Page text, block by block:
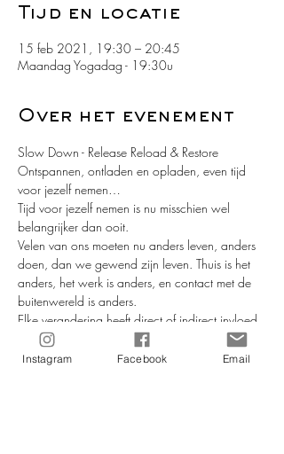
Tijd en locatie
15 feb 2021, 19:30 – 20:45
Maandag Yogadag - 19:30u
Over het evenement
Slow Down - Release Reload & Restore
Ontspannen, ontladen en opladen, even tijd
voor jezelf nemen…
Tijd voor jezelf nemen is nu misschien wel
belangrijker dan ooit.
Velen van ons moeten nu anders leven, anders
doen, dan we gewend zijn leven. Thuis is het
anders, het werk is anders, en contact met de
buitenwereld is anders.
Elke verandering heeft direct of indirect invloed
op ons, op hoe we ons voelen en op hoe ons
gedragen. En de ene dag gaan we beter met
Instagram Facebook Email